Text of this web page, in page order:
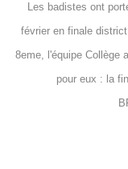
Les badistes ont
février en finale
8eme, l'équipe Collège
pour eux : la